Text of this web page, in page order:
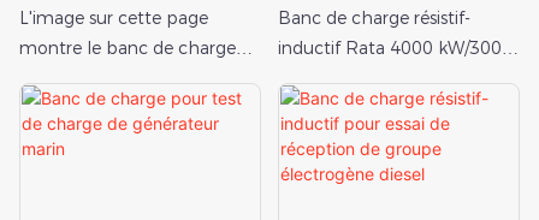
Inductif Marin 500
KW/375 Kvar
L'image sur cette page
montre le banc de charge
résistif Rata 500 kW/375 kvar
avec sa puissance active
nominale
Inductif De 4000
KW/3000 Kvar
Banc de charge résistif-
inductif Rata 4000 kW/3000
kvar utilisé pour les essais de
charge des générateurs de
navires.